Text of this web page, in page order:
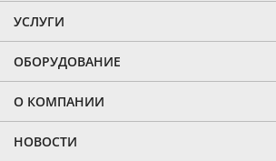
УСЛУГИ
ОБОРУДОВАНИЕ
О КОМПАНИИ
НОВОСТИ